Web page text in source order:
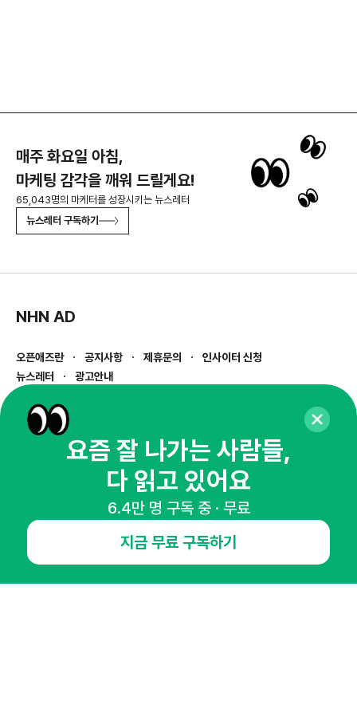
매주 화요일 아침,
마케팅 감각을 깨워 드릴게요!
65,043명의 마케터를 성장시키는 뉴스레터
뉴스레터 구독하기
NHN AD
오픈애즈란 공지사항 제휴문의
인사이터 신청
뉴스레터
광고안내
경기도 성남시 분당구 대왕판교로645번길 16
사업자등록번호 : 144-81-27690(
통신판매업신고번호 : 2014-경기성남-1023
호스팅서비스사업자 : 오픈애즈
1800-2198
openads@openads.co.kr
이용약관
instagramthreadkakaotalk
요즘 잘 나가는 사람들,
다 읽고 있어요
6.4만 명 구독 중 · 무료
지금 무료 구독하기